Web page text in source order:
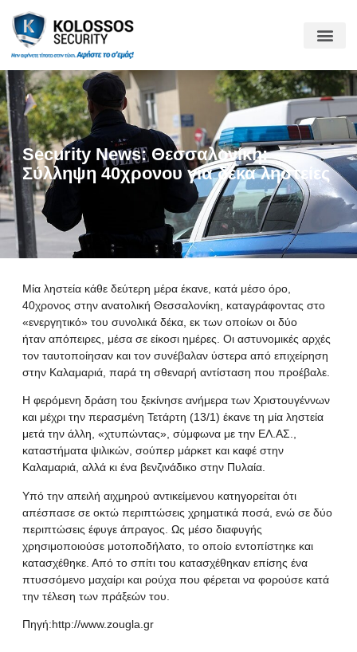
Security News: Θεσσαλονίκη:
Σύλληψη 40χρονου για δέκα ληστείες
Μία ληστεία κάθε δεύτερη μέρα έκανε, κατά μέσο όρο,
40χρονος στην ανατολική Θεσσαλονίκη, καταγράφοντας στο
«ενεργητικό» του συνολικά δέκα, εκ των οποίων οι δύο
ήταν απόπειρες, μέσα σε είκοσι ημέρες. Οι αστυνομικές αρχές
τον ταυτοποίησαν και τον συνέβαλαν ύστερα από επιχείρηση
στην Καλαμαριά, παρά τη σθεναρή αντίσταση που προέβαλε.
Η φερόμενη δράση του ξεκίνησε ανήμερα των Χριστουγέννων
και μέχρι την περασμένη Τετάρτη (13/1) έκανε τη μία ληστεία
μετά την άλλη, «χτυπώντας», σύμφωνα με την ΕΛ.ΑΣ.,
καταστήματα ψιλικών, σούπερ μάρκετ και καφέ στην
Καλαμαριά, αλλά κι ένα βενζινάδικο στην Πυλαία.
Υπό την απειλή αιχμηρού αντικείμενου κατηγορείται ότι
απέσπασε σε οκτώ περιπτώσεις χρηματικά ποσά, ενώ σε δύο
περιπτώσεις έφυγε άπραγος. Ως μέσο διαφυγής
χρησιμοποιούσε μοτοποδήλατο, το οποίο εντοπίστηκε και
κατασχέθηκε. Από το σπίτι του κατασχέθηκαν επίσης ένα
πτυσσόμενο μαχαίρι και ρούχα που φέρεται να φορούσε κατά
την τέλεση των πράξεών του.
Πηγή:http://www.zougla.gr